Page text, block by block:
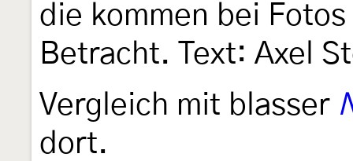
die kommen bei
Betracht. Text: Axel
Vergleich mit blasser
dort.